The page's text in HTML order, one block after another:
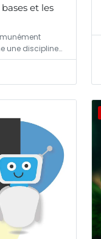
et les
une discipline…